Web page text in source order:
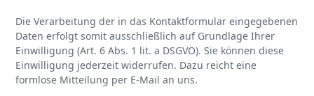
Die Verarbeitung der in das Kontaktformular eingegebenen
Daten erfolgt somit ausschließlich auf Grundlage Ihrer
Einwilligung (Art. 6 Abs. 1 lit. a DSGVO). Sie können diese
Einwilligung jederzeit widerrufen. Dazu reicht eine
formlose Mitteilung per E-Mail an uns.